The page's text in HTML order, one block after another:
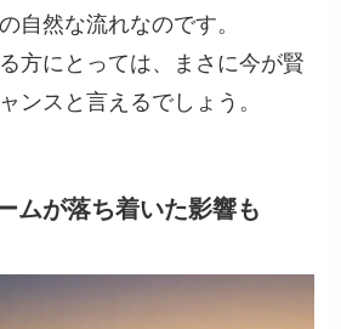
自然な流れなのです。
方にとっては、まさに今が賢
ンスと言えるでしょう。
ムが落ち着いた影響も